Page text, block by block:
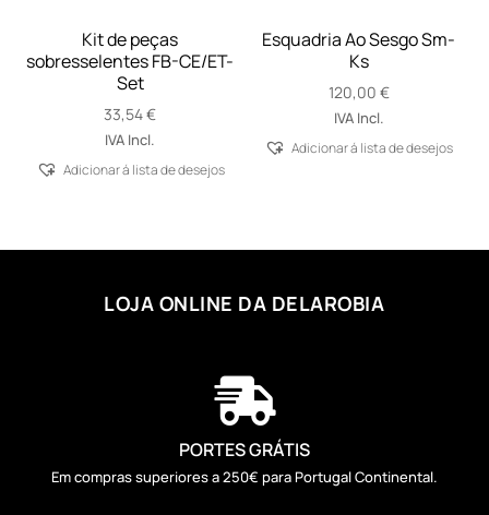
Kit de peças
sobresselentes FB-CE/ET-
Set
33,54€
IVA Incl.
Adicionar á lista de desejos
Esquadria Ao Sesgo Sm-
Ks
120,00 €
IVA Incl.
Adicionar á lista de desejos
LOJA ONLINE DA DELAROBIA

PORTES GRÁTIS
Em compras superiores a 250€ para Portugal Continental.